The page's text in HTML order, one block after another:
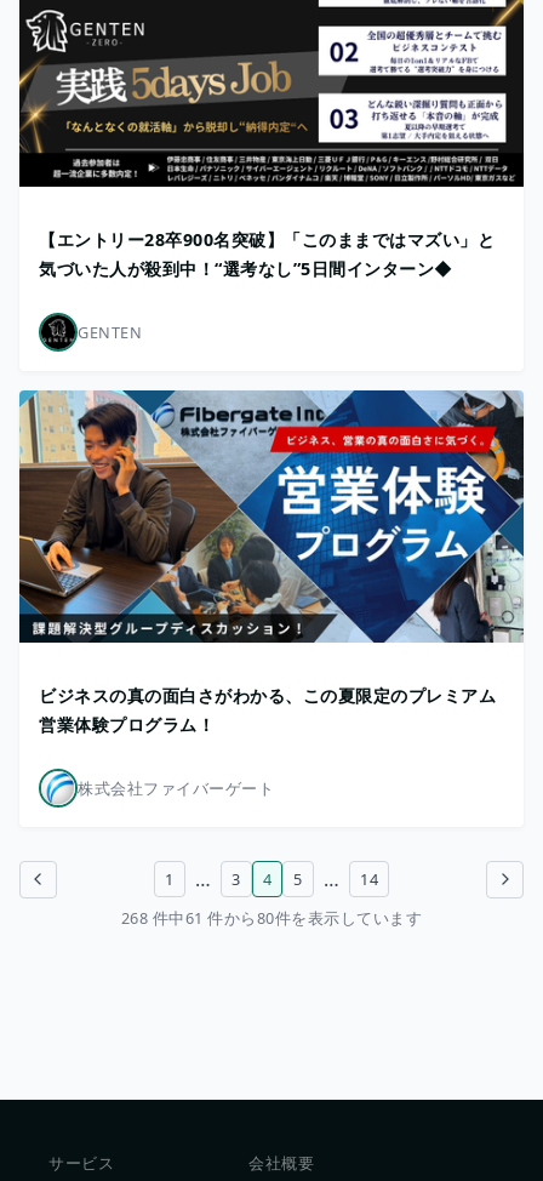
【エントリー28卒900名突破】「このままではマズい」と
気づいた人が殺到中！“選考なし”5日間インターン◆
GENTEN
ビジネスの真の面白さがわかる、この夏限定のプレミアム
営業体験プログラム！
株式会社ファイバーゲート
1 … 3 4 5 …
14
268 件中61 件から80件を表示しています
サービス 会社概要